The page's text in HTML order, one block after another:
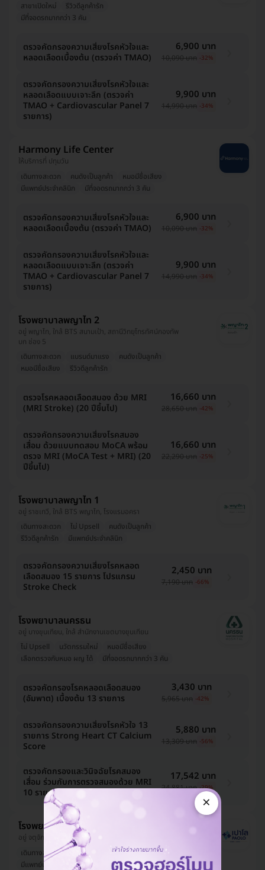
สาขาเปิดใหม่
รีวิวดีลูกค้ารัก
มีที่จอดรถมากกว่า 3 คัน
ตรวจคัดกรองความเสี่ยงโรคหัวใจและ
หลอดเลือดเบื้องต้น (ตรวจค่า TMAO)
6,900 บาท
10,090 บาท -32%
ตรวจคัดกรองความเสี่ยงโรคหัวใจและ
หลอดเลือดแบบเจาะลึก (ตรวจค่า
TMAO + Cardiovascular Panel 7
รายการ)
9,900 บาท
14,990 บาท -34%
Harmony Life Center
ให้บริการที่ ปทุมวัน
เดินทางสะดวก
คนดังเป็นลูกค้า
หมอมีชื่อเสียง
มีแพทย์ประจำคลินิก
มีที่จอดรถมากกว่า 3 คัน
ตรวจคัดกรองความเสี่ยงโรคหัวใจและ
หลอดเลือดเบื้องต้น (ตรวจค่า TMAO)
6,900 บาท
10,090 บาท -32%
ตรวจคัดกรองความเสี่ยงโรคหัวใจและ
หลอดเลือดแบบเจาะลึก (ตรวจค่า
TMAO + Cardiovascular Panel 7
รายการ)
9,900 บาท
14,990 บาท -34%
โรงพยาบาลพญาไท 2
อยู่ พญาไท, ใกล้ BTS สนามเป้า, สถานีวิทยุโทรทัศน์กองทัพ
บก ช่อง 5
เดินทางสะดวก
แบรนด์มาแรง
คนดังเป็นลูกค้า
หมอมีชื่อเสียง
รีวิวดีลูกค้ารัก
ตรวจโรคหลอดเลือดสมอง ด้วย MRI
(MRI Stroke) (20 ปีขึ้นไป)
16,660 บาท
28,650 บาท -42%
ตรวจคัดกรองความเสี่ยงโรคสมอง
เสื่อม ด้วยแบบทดสอบ MoCA พร้อม
ตรวจ MRI (MoCA Test + MRI) (20
ปีขึ้นไป)
16,660 บาท
22,290 บาท -25%
โรงพยาบาลพญาไท 1
อยู่ ราชเทวี, ใกล้ BTS พญาไท, โรงแรมอครา
เดินทางสะดวก
ไม่ Upsell
คนดังเป็นลูกค้า
รีวิวดีลูกค้ารัก
มีแพทย์ประจำคลินิก
ตรวจคัดกรองความเสี่ยงโรคหลอด
เลือดสมอง 15 รายการ โปรแกรม
Stroke Check
2,450 บาท
7,190 บาท -66%
โรงพยาบาลนครธน
อยู่ บางขุนเทียน, ใกล้ สำนักงานเขตบางขุนเทียน
ไม่ Upsell
นวัตกรรมใหม่
หมอมีชื่อเสียง
เลือกตรวจกับหมอ ผญ ได้
มีที่จอดรถมากกว่า 3 คัน
ตรวจคัดกรองโรคหลอดเลือดสมอง
(อัมพาต) เบื้องต้น 13 รายการ
3,430 บาท
5,965 บาท -42%
ตรวจคัดกรองความเสี่ยงโรคหัวใจ 13
รายการ Strong Heart CT Calcium
Score
5,880 บาท
13,309 บาท -56%
ตรวจคัดกรองและวินิจฉัยโรคสมอง
เสื่อม ร่วมกับการตรวจสมองด้วย MRI
10 รายการ
17,542 บาท
24,881 บาท -29%
โรงพยาบาลเปาโล เกษตร
อยู่ จตุจักร, ใกล้ BTS เสนานิคม
เดินทางสะดวก
ไม่ Upsell
สาขาเปิดใหม่
มีแพทย์ประจำคลินิก
ออกใบรับรองแพทย์ได้
×